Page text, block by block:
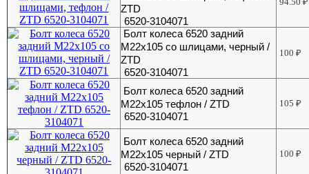
ZTD
6520-3104071
Болт колеса 6520 задний
М22х105 со шлицами, черный /
ZTD
6520-3104071
100₽
Болт колеса 6520 задний
М22х105 тефлон / ZTD
6520-3104071
105₽
Болт колеса 6520 задний
М22х105 черный / ZTD
6520-3104071
100₽